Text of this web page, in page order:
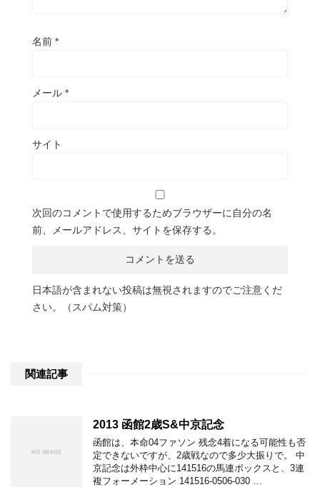
名前 *
メール *
サイト
次回のコメントで使用するためブラウザーに自分の名
前、メールアドレス、サイトを保存する。
日本語が含まれない投稿は無視されますのでご注意くだ
さい。（スパム対策）
関連記事
2013 函館2歳S&中京記念
函館は、本命04ファソン 残念4着になる可能性も否
定できないですが、2歳戦なので多少大振りで。 中
京記念は外枠中心に141516の馬連ボックスと、3連
複フォーメーション 141516-0506-030 …